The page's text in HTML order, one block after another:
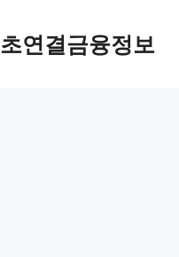
초연결금융정보